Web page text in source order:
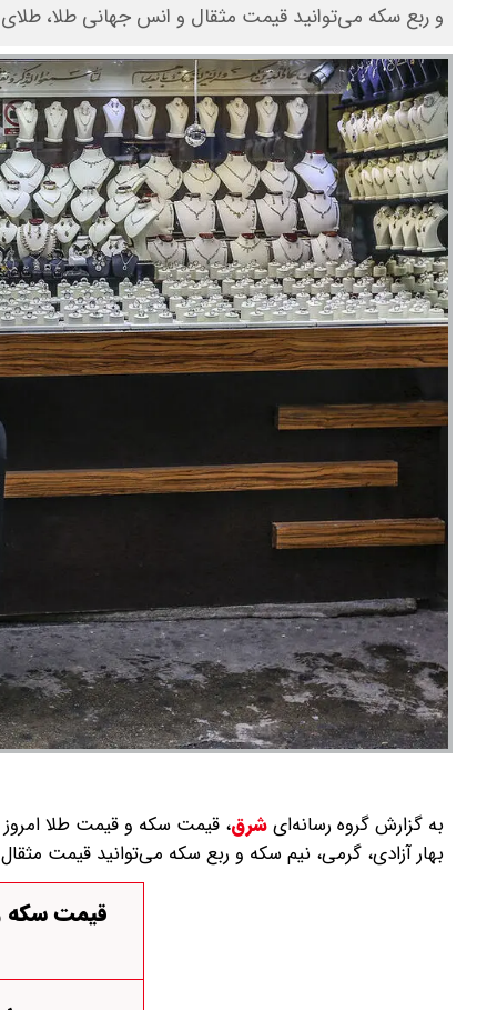
و ربع سکه می‌توانید قیمت مثقال و انس جهانی طلا،
به گزارش گروه رسانه‌ایشرق،
بهار آزادی، گرمی، نیم سکه و ربع سکه می‌توانید قیمت